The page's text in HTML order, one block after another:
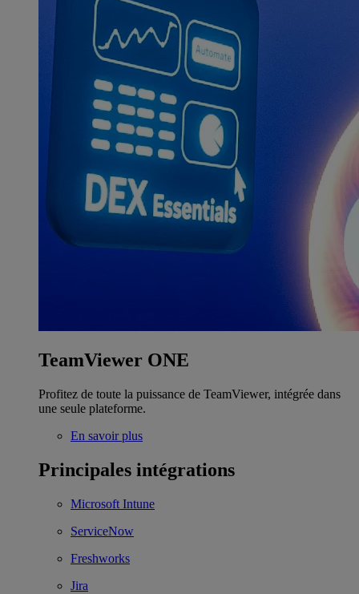
TeamViewer ONE
Profitez de toute la puissance de TeamViewer, intégrée dans
une seule plateforme.
En savoir plus
Principales intégrations
Microsoft Intune
ServiceNow
Freshworks
Jira